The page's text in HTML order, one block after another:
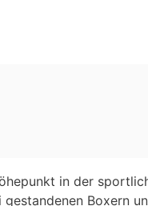
in der
Boxern